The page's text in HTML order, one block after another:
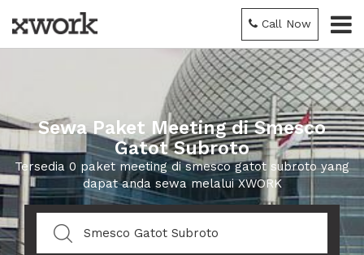
Call Now
Sewa Paket Meeting di Smesco
Gatot Subroto
Tersedia 0 paket meeting di smesco gatot subroto yang
dapat anda sewa melalui XWORK